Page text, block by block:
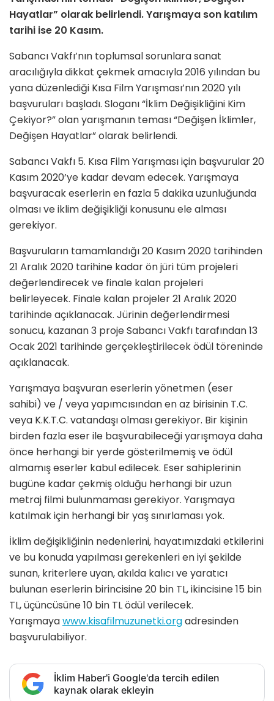
Hayatlar” olarak belirlendi. Yarışmaya son katılım
tarihi ise 20 Kasım.
Sabancı Vakfı’nın toplumsal sorunlara sanat
aracılığıyla dikkat çekmek amacıyla 2016 yılından bu
yana düzenlediği Kısa Film Yarışması’nın 2020 yılı
başvuruları başladı. Sloganı “İklim Değişikliğini Kim
Çekiyor?” olan yarışmanın teması “Değişen İklimler,
Değişen Hayatlar” olarak belirlendi.
Sabancı Vakfı 5. Kısa Film Yarışması için başvurular 20
Kasım 2020’ye kadar devam edecek. Yarışmaya
başvuracak eserlerin en fazla 5 dakika uzunluğunda
olması ve iklim değişikliği konusunu ele alması
gerekiyor.
Başvuruların tamamlandığı 20 Kasım 2020 tarihinden
21 Aralık 2020 tarihine kadar ön jüri tüm projeleri
değerlendirecek ve finale kalan projeleri
belirleyecek. Finale kalan projeler 21 Aralık 2020
tarihinde açıklanacak. Jürinin değerlendirmesi
sonucu, kazanan 3 proje Sabancı Vakfı tarafından 13
Ocak 2021 tarihinde gerçekleştirilecek ödül töreninde
açıklanacak.
Yarışmaya başvuran eserlerin yönetmen (eser
sahibi) ve / veya yapımcısından en az birisinin T.C.
veya K.K.T.C. vatandaşı olması gerekiyor. Bir kişinin
birden fazla eser ile başvurabileceği yarışmaya daha
önce herhangi bir yerde gösterilmemiş ve ödül
almamış eserler kabul edilecek. Eser sahiplerinin
bugüne kadar çekmiş olduğu herhangi bir uzun
metraj filmi bulunmaması gerekiyor. Yarışmaya
katılmak için herhangi bir yaş sınırlaması yok.
İklim değişikliğinin nedenlerini, hayatımızdaki etkilerini
ve bu konuda yapılması gerekenleri en iyi şekilde
sunan, kriterlere uyan, akılda kalıcı ve yaratıcı
bulunan eserlerin birincisine 20 bin TL, ikincisine 15 bin
TL, üçüncüsüne 10 bin TL ödül verilecek.
Yarışmayawww.kisafilmuzunetki.orgadresinden
başvurulabiliyor.
İklim Haber'i Google'da tercih edilen
kaynak olarak ekleyin